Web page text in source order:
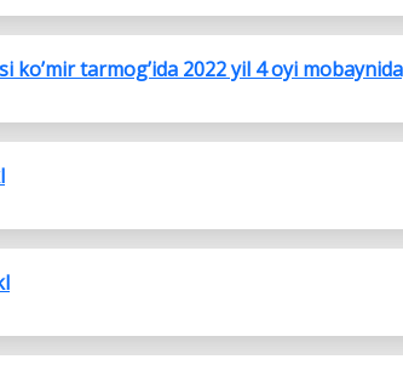
ko’mir tarmog’ida 2022 yil 4 oyi